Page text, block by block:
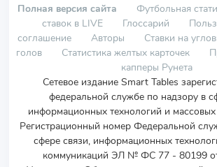
Полная версия сайта Футбольная
ставок в LIVE
Глоссарий
соглашение
Авторы Ставки на
голов
Статистика желтых карточек
капперы Рунета
Сетевое издание Smart Tables
федеральной службе по надзору в
информационных технологий и
Регистрационный номер Федеральной
сфере связи, информационных
коммуникаций ЭЛ № ФС 77 - 80199